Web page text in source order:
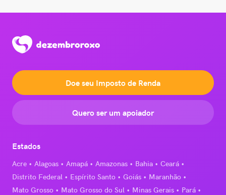
Doe seu Imposto de Renda
Quero ser um apoiador
Estados
Acre Alagoas Amapá Amazonas Bahia
Ceará
Distrito Federal
Espírito Santo Goiás
Maranhão
Mato Grosso
Mato Grosso do Sul Minas Gerais
Pará